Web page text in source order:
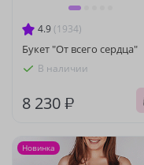
4.9 (1934)
Букет "От всего сердца"
В наличии
8 230 ₽
Новинка